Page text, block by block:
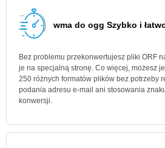
wma do ogg Szybko i
Bez problemu przekonwertujesz pliki ORF
je na specjalną stronę. Co więcej, możesz
250 różnych formatów plików bez potrzeby
podania adresu e-mail ani stosowania
konwersji.